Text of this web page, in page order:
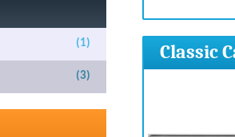
(1)
(3)
Classic